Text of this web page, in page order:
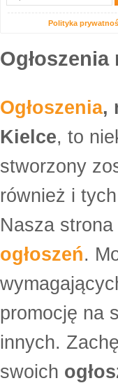
Polityka
Ogłoszenia,
Kielce, to
stworzony
również i
Nasza strona
ogłoszeń.
promocję na
innych.
swoich